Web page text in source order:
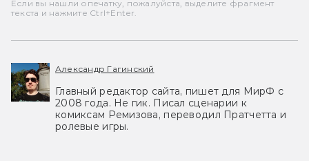
Если вы нашли опечатку, пожалуйста, выделите фрагмент
текста и нажмите Ctrl+Enter.
Александр Гагинский
Главный редактор сайта, пишет для МирФ с
2008 года. Не гик. Писал сценарии к
комиксам Ремизова, переводил Пратчетта и
ролевые игры.